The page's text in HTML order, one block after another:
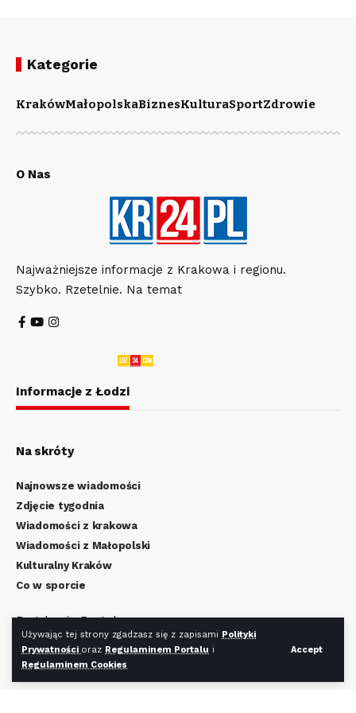
Używając tej strony zgadzasz się z zapisami Polityki
Prywatności oraz Regulaminem Portalu i
Regulaminem Cookies
Accept
Kategorie
KrakówMałopolskaBiznesKulturaSportZdrowie
O Nas
Najważniejsze informacje z Krakowa i regionu.
Szybko. Rzetelnie. Na temat
Informacje z Łodzi
Na skróty
Najnowsze wiadomości
Zdjęcie tygodnia
Wiadomości z krakowa
Wiadomości z Małopolski
Kulturalny Kraków
Co w sporcie
Regulamin Portalu
Polityka Prywatności
Regulamin Cookies